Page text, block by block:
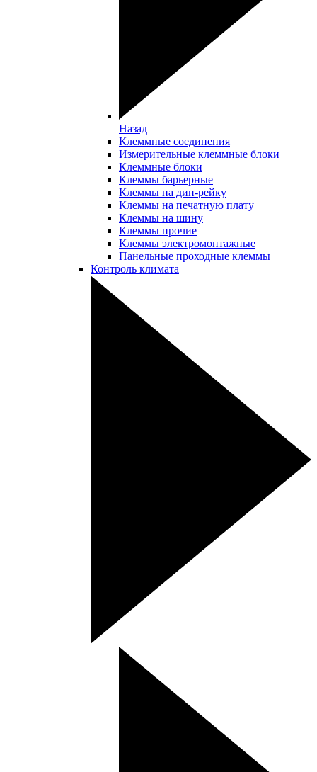
Назад
Клеммные соединения
Измерительные клеммные блоки
Клеммные блоки
Клеммы барьерные
Клеммы на дин-рейку
Клеммы на печатную плату
Клеммы на шину
Клеммы прочие
Клеммы электромонтажные
Панельные проходные клеммы
Контроль климата